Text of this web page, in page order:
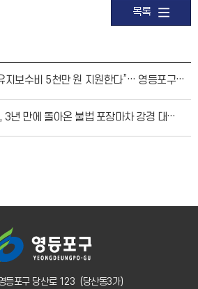
목록
"아파트 유지보수비 5천만 원 지원한다”… 영등포구, ‘2026년 공동주택관리 지원사업’ 추진
영등포구, 3년 만에 돌아온 불법 포장마차 강경 대응으로 ‘철퇴’
등포구 당산로 123（당산동3가）